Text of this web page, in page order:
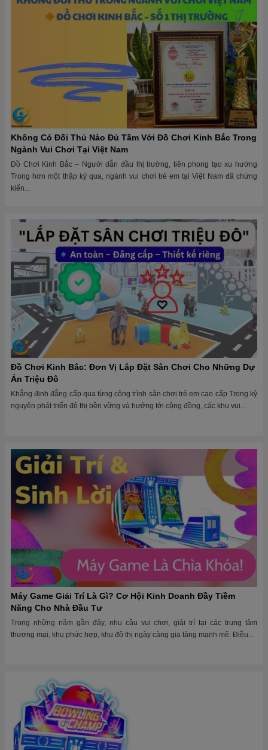
Không Có Đối Thủ Nào Đủ Tầm Với Đồ Chơi Kinh Bắc Trong
Ngành Vui Chơi Tại Việt Nam
Đồ Chơi Kinh Bắc – Người dẫn đầu thị trường, tiên phong tạo xu hướng
Trong hơn một thập kỷ qua, ngành vui chơi trẻ em tại Việt Nam đã chứng
kiến...
Đồ Chơi Kinh Bắc: Đơn Vị Lắp Đặt Sân Chơi Cho Những Dự
Án Triệu Đô
Khẳng định đẳng cấp qua từng công trình sân chơi trẻ em cao cấp Trong kỷ
nguyên phát triển đô thị bền vững và hướng tới cộng đồng, các khu vui...
Máy Game Giải Trí Là Gì? Cơ Hội Kinh Doanh Đầy Tiềm
Năng Cho Nhà Đầu Tư
Trong những năm gần đây, nhu cầu vui chơi, giải trí tại các trung tâm
thương mại, khu phức hợp, khu đô thị ngày càng gia tăng mạnh mẽ. Điều...